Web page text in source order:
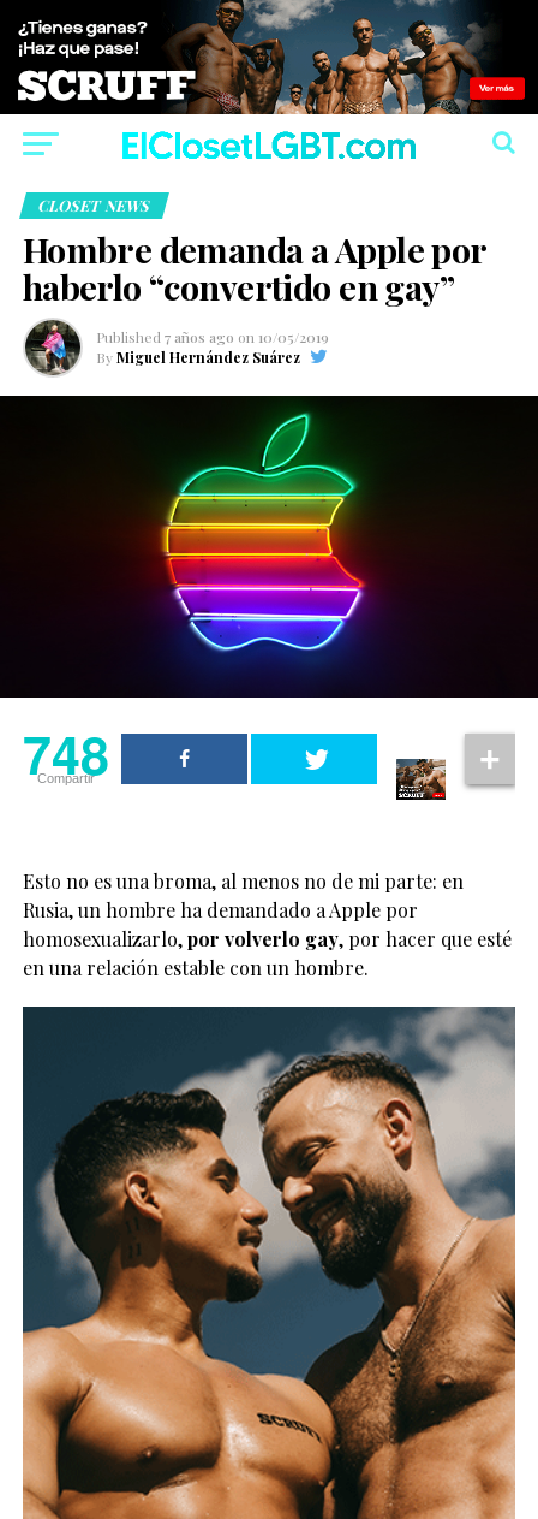
CLOSET NEWS
Hombre demanda a Apple por
haberlo “convertido en gay”
Published 7 años ago on 10/05/2019
By Miguel Hernández Suárez
748
Compartir
Esto no es una broma, al menos no de mi parte: en
Rusia, un hombre ha demandado a Apple por
homosexualizarlo,por volverlo gay, por hacer que esté
en una relación estable con un hombre.